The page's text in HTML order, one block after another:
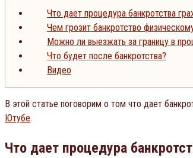
Что дает процедура банкротства
Чем грозит банкротство
Можно ли выезжать за границу в
Что будет после банкротства?
Видео
В этой статье поговорим о том что дает
Ютубе.
Что дает процедура